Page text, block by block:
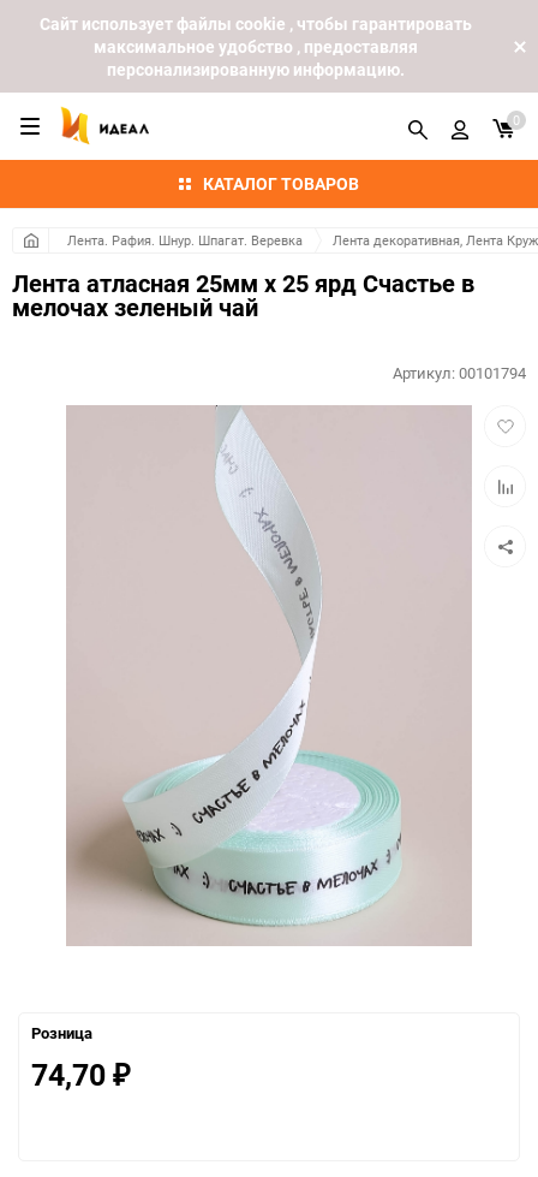
Cайт использует файлы cookie , чтобы гарантировать
максимальное удобство , предоставляя
персонализированную информацию.
КАТАЛОГ ТОВАРОВ
0
Лента. Рафия. Шнур. Шпагат. Веревка Лента декоративная, Лента
Лента атласная 25мм х 25 ярд Счастье в
мелочах зеленый чай
Артикул:00101794
Розница
74,70 ₽